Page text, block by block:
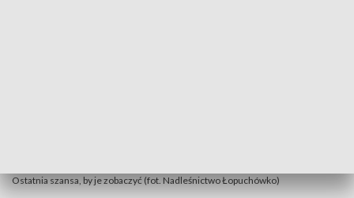
Ostatnia szansa, by je zobaczyć (fot. Nadleśnictwo Łopuchówko)